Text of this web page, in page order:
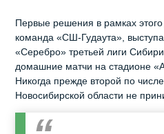
Первые решения в рамках
команда «СШ-Гудаута»,
«Серебро» третьей лиги
домашние матчи на стадионе
Никогда прежде второй по
Новосибирской области не